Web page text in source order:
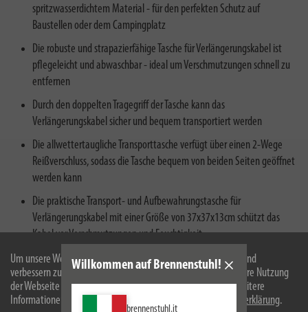
Um unsere Webseite für Sie optimal zu gestalten und fortlaufend
verbessern zu können, verwenden wir Cookies. Durch die weitere Nutzung
der Webseite stimmen Sie der Verwendung von Cookies zu. Weitere
Informationen zu Cookies erhalten Sie in unserer
Datenschutzerklärung.
Willkommen auf Brennenstuhl!
brennenstuhl.it
spritzwasserdichtem Material - für den perfekten Schutz auf
Baustellen oder dem Campingplatz
Die robuste und strapazierfähige Tasche für Verlängerungskabel ist
pflegeleicht und abwaschbar - ideal um Verschmutzungen schnell zu
entfernen
Durch den doppelten Tragegriff der Tasche kann das
Verlängerungskabel sicher und bequem transportiert werden
Die allwettertaugliche Transporttasche verfügt über einen 2-Wege
Reißverschluss, sodass die Tasche bequem von beiden Seiten geöffnet
werden kann
Die praktische Transport- und Aufbewahrungstasche für
Verlängerungskabel mit einer Größe von 37x37x13cm schützt das
Kabel vor Verschmutzungen und Feuchtigkeit